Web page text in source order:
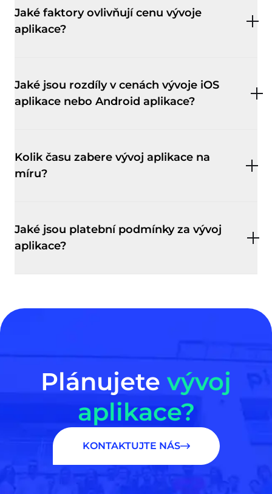
Jaké faktory ovlivňují cenu vývoje
aplikace?
Jaké jsou rozdíly v cenách vývoje iOS
aplikace nebo Android aplikace?
Kolik času zabere vývoj aplikace na
míru?
Jaké jsou platební podmínky za vývoj
aplikace?
Plánujete vývoj
aplikace?
KONTAKTUJTE NÁS